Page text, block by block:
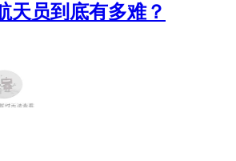
天员到底有多难？